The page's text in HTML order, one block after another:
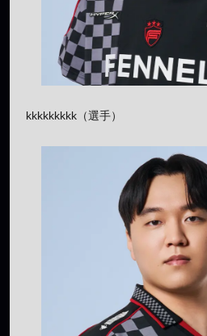
kkkkkkkkk（選手）